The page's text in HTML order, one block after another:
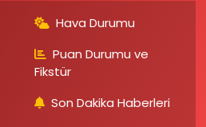
Hava Durumu
Puan Durumu ve
Fikstür
Son Dakika Haberleri